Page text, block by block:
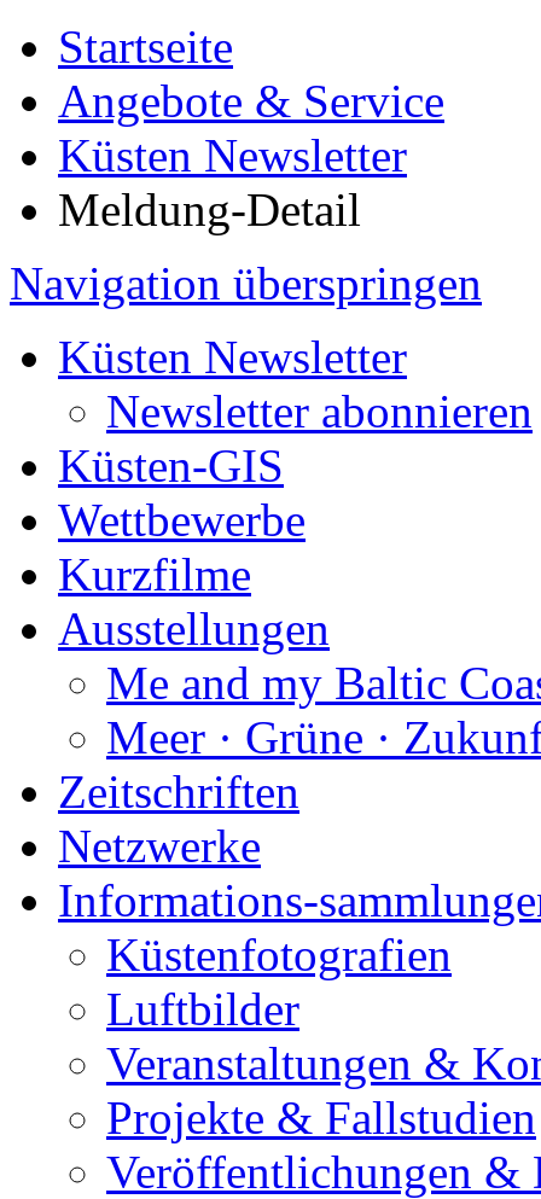
Startseite
Angebote & Service
Küsten Newsletter
Meldung-Detail
Navigation überspringen
Küsten Newsletter
Newsletter abonnieren
Küsten-GIS
Wettbewerbe
Kurzfilme
Ausstellungen
Me and my Baltic
Meer · Grüne ·
Zeitschriften
Netzwerke
Informations-
Küstenfotografien
Luftbilder
Veranstaltungen &
Projekte & Fallstudien
Veröffentlichungen &